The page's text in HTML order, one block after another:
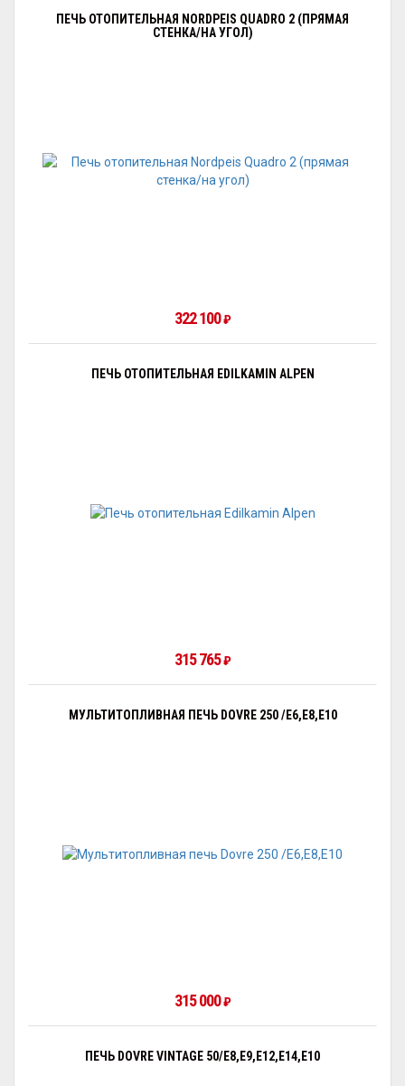
ПЕЧЬ ОТОПИТЕЛЬНАЯ NORDPEIS QUADRO 2 (ПРЯМАЯ
СТЕНКА/НА УГОЛ)
322 100₽
ПЕЧЬ ОТОПИТЕЛЬНАЯ EDILKAMIN ALPEN
315 765₽
МУЛЬТИТОПЛИВНАЯ ПЕЧЬ DOVRE 250 /E6,E8,E10
315 000₽
ПЕЧЬ DOVRE VINTAGE 50/E8,E9,E12,E14,E10